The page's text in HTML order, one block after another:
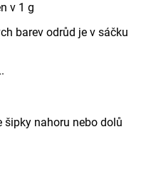
v 1 g
barev odrůd je v sáčku
nahoru nebo dolů